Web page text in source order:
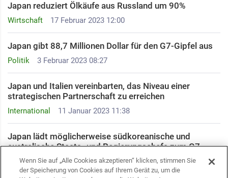
Wirtschaft 17 Februar 2023 12:00
Japan reduziert Ölkäufe aus Russland um 90%
Politik 3 Februar 2023 08:27
Japan gibt 88,7 Millionen Dollar für den G7-Gipfel aus
International 11 Januar 2023 11:38
Japan und Italien vereinbarten, das Niveau einer
strategischen Partnerschaft zu erreichen
Politik 8 Januar 2023 09:10
Japan lädt möglicherweise südkoreanische und
australische Staats- und Regierungschefs zum G7-
Gipfel ein
Wenn Sie auf „Alle Cookies akzeptieren“ klicken, stimmen Sie
der Speicherung von Cookies auf Ihrem Gerät zu, um die